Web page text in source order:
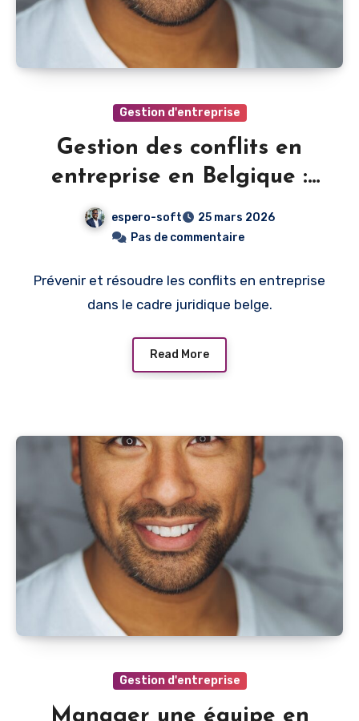
Gestion d'entreprise
Gestion des conflits en
entreprise en Belgique :
prévention et résolution
espero-soft
25 mars 2026
Pas de commentaire
Prévenir et résoudre les conflits en entreprise
dans le cadre juridique belge.
Read More
Gestion d'entreprise
Manager une équipe en